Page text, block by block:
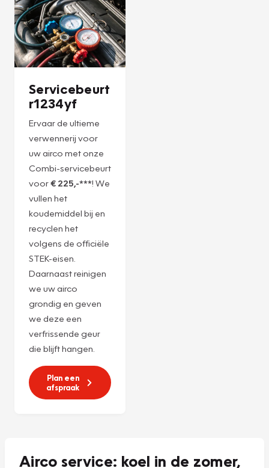
Plan een
afspraak
Servicebeurt
r1234yf
Ervaar de ultieme
verwennerij voor
uw airco met onze
Combi-servicebeurt
voor€ 225,-***! We
volgens de officiële